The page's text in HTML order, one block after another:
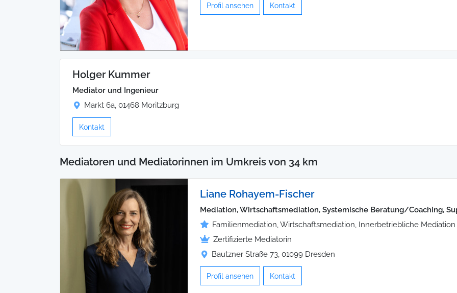
Profil ansehen Kontakt
Holger Kummer
Mediator und Ingenieur
Markt 6a, 01468 Moritzburg
Kontakt
Mediatoren und Mediatorinnen im Umkreis von 34 km
Liane Rohayem-Fischer
Mediation, Wirtschaftsmediation, Systemische Beratung/Coaching,
Familienmediation, Wirtschaftsmediation, Innerbetriebliche Mediation
Zertifizierte Mediatorin
Bautzner Straße 73, 01099 Dresden
Profil ansehen Kontakt